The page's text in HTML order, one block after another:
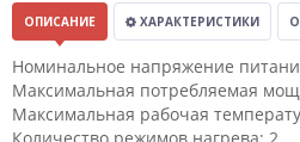
ОПИСАНИЕ ХАРАКТЕРИСТИКИ
Номинальное напряжение
Максимальная потребляемая
Максимальная рабочая